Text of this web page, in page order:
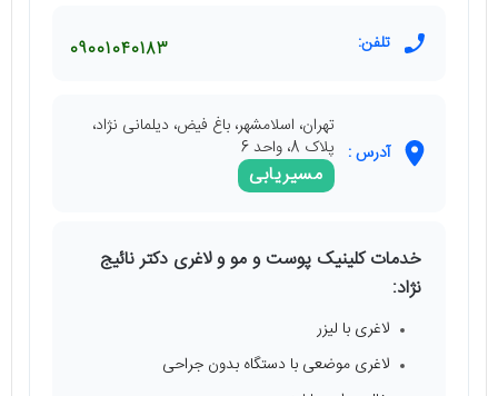
تلفن: 09001040183
آدرس :
تهران، اسلامشهر، باغ فیض، دیلمانی نژاد،
پلاک 8، واحد 6
مسیریابی
خدمات کلینیک پوست و مو و لاغری دکتر نائیج
نژاد:
لاغری با لیزر
لاغری موضعی با دستگاه بدون جراحی